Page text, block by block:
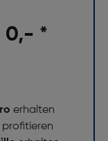
0,- *
erhalten
profitieren